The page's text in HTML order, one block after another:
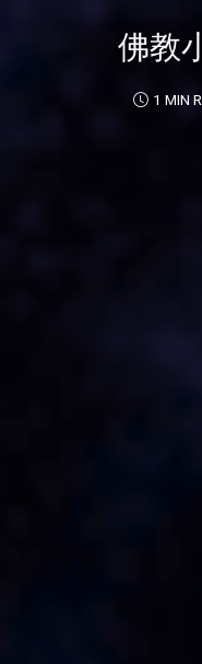
佛教
1 MIN